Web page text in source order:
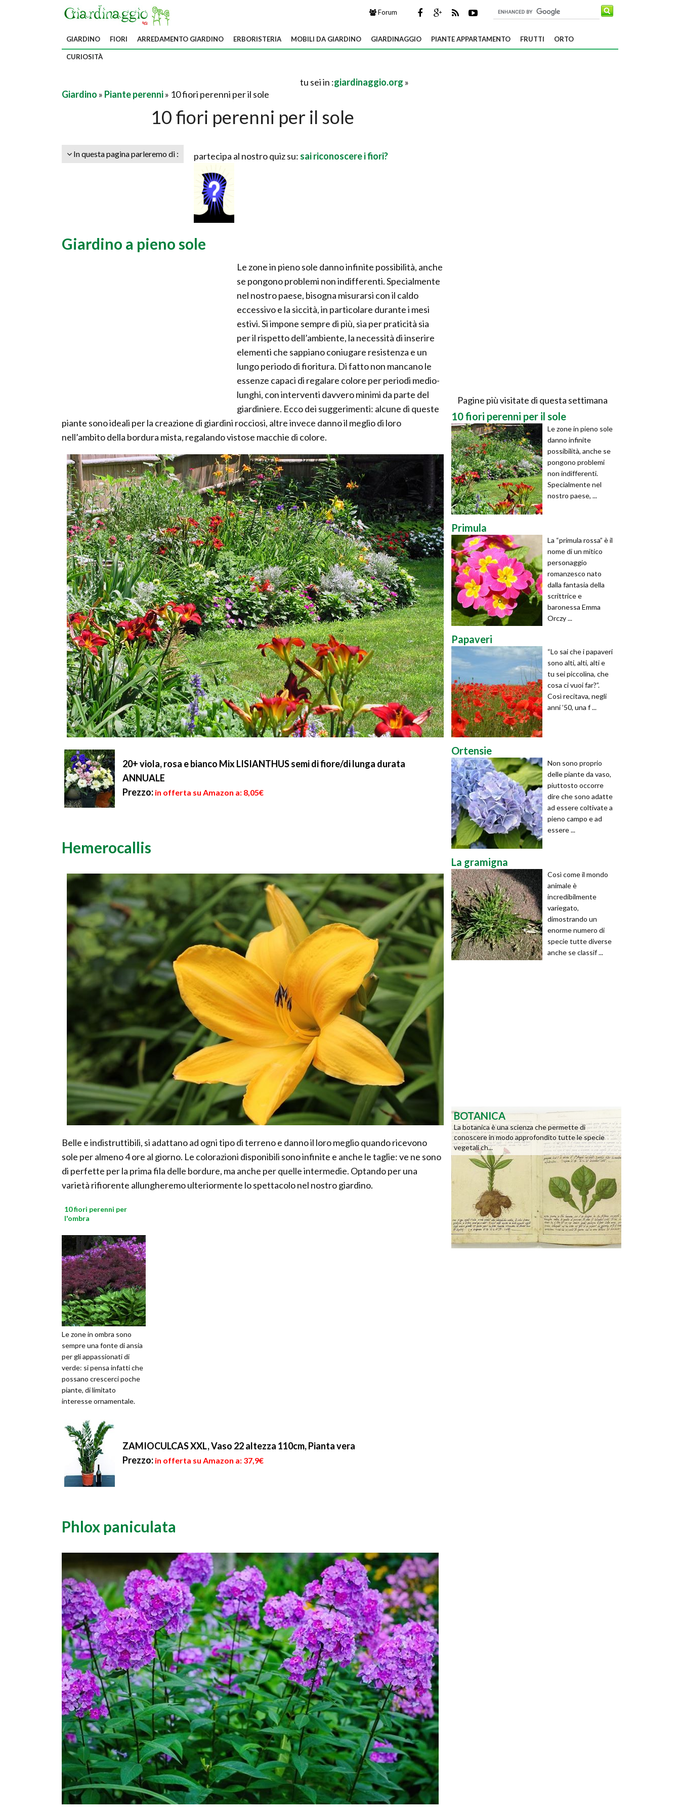
Forum
GIARDINO FIORI ARREDAMENTO GIARDINO ERBORISTERIA MOBILI DA GIARDINO GIARDINAGGIO PIANTE APPARTAMENTO FRUTTI ORTO
CURIOSITÀ
tu sei in :giardinaggio.org »
Giardino » Piante perenni» 10 fiori perenni per il sole
10 fiori perenni per il sole
In questa pagina parleremo di : partecipa al nostro quiz su: sai riconoscere i fiori?
Giardino a pieno sole
Le zone in pieno sole danno infinite possibilità, anche
se pongono problemi non indifferenti. Specialmente
nel nostro paese, bisogna misurarsi con il caldo
eccessivo e la siccità, in particolare durante i mesi
estivi. Si impone sempre di più, sia per praticità sia
per il rispetto dell’ambiente, la necessità di inserire
elementi che sappiano coniugare resistenza e un
lungo periodo di fioritura. Di fatto non mancano le
essenze capaci di regalare colore per periodi medio-
lunghi, con interventi davvero minimi da parte del
giardiniere. Ecco dei suggerimenti: alcune di queste
piante sono ideali per la creazione di giardini rocciosi, altre invece danno il meglio di loro
nell’ambito della bordura mista, regalando vistose macchie di colore.
20+ viola, rosa e bianco Mix LISIANTHUS semi di fiore/di lunga durata
ANNUALE
Prezzo: in offerta su Amazon a: 8,05€
Hemerocallis
Belle e indistruttibili, si adattano ad ogni tipo di terreno e danno il loro meglio quando ricevono
sole per almeno 4 ore al giorno. Le colorazioni disponibili sono infinite e anche le taglie: ve ne sono
di perfette per la prima fila delle bordure, ma anche per quelle intermedie. Optando per una
varietà rifiorente allungheremo ulteriormente lo spettacolo nel nostro giardino.
10 fiori perenni per
l'ombra
Le zone in ombra sono
sempre una fonte di ansia
per gli appassionati di
verde: si pensa infatti che
possano crescerci poche
piante, di limitato
interesse ornamentale.
Sono are...
ZAMIOCULCAS XXL, Vaso 22 altezza 110cm, Pianta vera
Prezzo: in offerta su Amazon a: 37,9€
Phlox paniculata
Pagine più visitate di questa settimana
10 fiori perenni per il sole
Le zone in pieno sole
danno infinite
possibilità, anche se
pongono problemi
non indifferenti.
Specialmente nel
nostro paese, ...
Primula
La “primula rossa” è il
nome di un mitico
personaggio
romanzesco nato
dalla fantasia della
scrittrice e
baronessa Emma
Orczy ...
Papaveri
“Lo sai che i papaveri
sono alti, alti, alti e
tu sei piccolina, che
cosa ci vuoi far?”.
Così recitava, negli
anni ’50, una f ...
Ortensie
Non sono proprio
delle piante da vaso,
piuttosto occorre
dire che sono adatte
ad essere coltivate a
pieno campo e ad
essere ...
La gramigna
Così come il mondo
animale è
incredibilmente
variegato,
dimostrando un
enorme numero di
specie tutte diverse
anche se classif ...
BOTANICA
La botanica è una scienza che permette di
conoscere in modo approfondito tutte le specie
vegetali ch...